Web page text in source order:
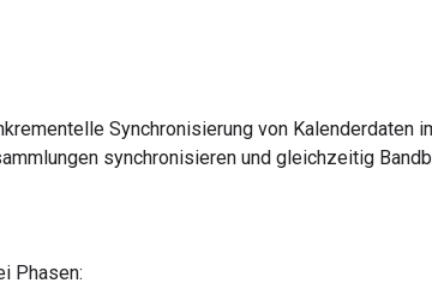
Synchronisierung von Kalenderdaten
synchronisieren und gleichzeitig
Phasen: